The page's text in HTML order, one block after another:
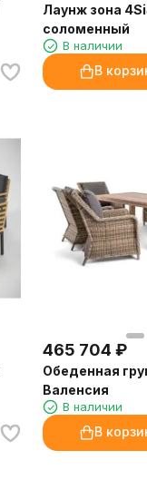
Лаунж зона
соломенный
В наличии
В
465 704 ₽
Обеденная
Валенсия
В наличии
В